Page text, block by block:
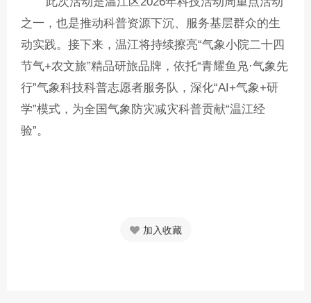
之一，也是推动科普资源下沉、服务基层群众的生
动实践。接下来，温江将持续擦亮“气象小院二十四
节气+农文旅”精品研旅品牌，依托“青耀鱼凫·气象先
行”气象科技科普志愿者服务队，深化“AI+气象+研
学”模式，为全国气象防灾减灾科普贡献“温江经
验”。
加入收藏